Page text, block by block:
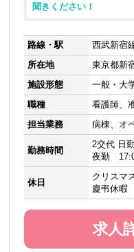
聞きください！
路線・駅
西武新宿
所在地
東京都新
施設形態
一般・大
職種
看護師、
担当業務
病棟、オ
勤務時間
2交代 日
夜勤
休日
クリスマ
慶弔休暇
求人